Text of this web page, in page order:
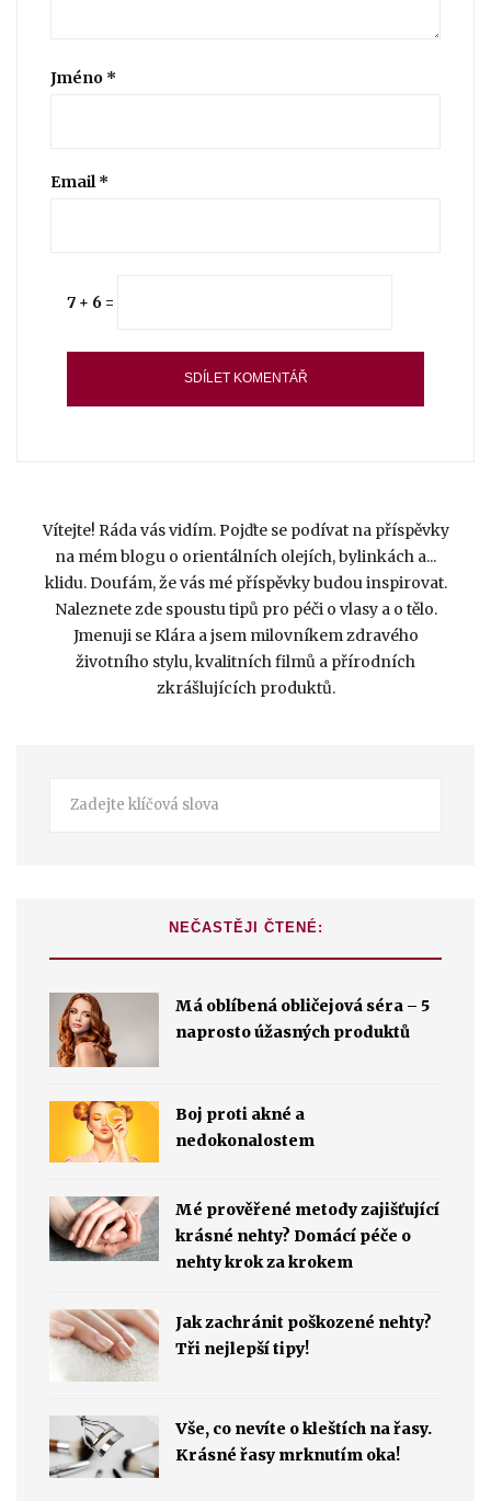
Jméno *
Email *
7 + 6 =
Vítejte! Ráda vás vidím. Pojďte se podívat na příspěvky
na mém blogu o orientálních olejích, bylinkách a...
klidu. Doufám, že vás mé příspěvky budou inspirovat.
Naleznete zde spoustu tipů pro péči o vlasy a o tělo.
Jmenuji se Klára a jsem milovníkem zdravého
životního stylu, kvalitních filmů a přírodních
zkrášlujících produktů.
NEČASTĚJI ČTENÉ:
Má oblíbená obličejová séra – 5
naprosto úžasných produktů
Boj proti akné a
nedokonalostem
Mé prověřené metody zajišťující
krásné nehty? Domácí péče o
nehty krok za krokem
Jak zachránit poškozené nehty?
Tři nejlepší tipy!
Vše, co nevíte o kleštích na řasy.
Krásné řasy mrknutím oka!